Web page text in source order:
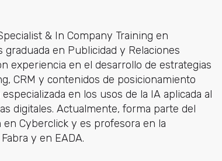
& In Company Training en
graduada en Publicidad y Relaciones
experiencia en el desarrollo de estrategias
CRM y contenidos de posicionamiento
en los usos de la IA aplicada al
digitales. Actualmente, forma parte del
Cyberclick y es profesora en la
y en EADA.